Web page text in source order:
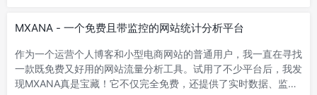
MXANA - 一个免费且带监控的网站统计分析平台
作为一个运营个人博客和小型电商网站的普通用户，我一直在寻找
一款既免费又好用的网站流量分析工具。试用了不少平台后，我发
现MXANA真是宝藏！它不仅完全免费，还提供了实时数据、监控